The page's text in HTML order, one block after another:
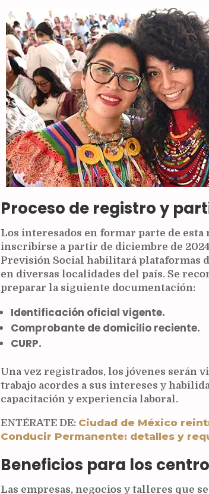
Proceso de registro y
Los interesados en formar parte de
inscribirse a partir de diciembre de
Previsión Social habilitará plataformas
en diversas localidades del país. Se
preparar la siguiente documentación:
Identificación oficial vigente.
Comprobante de domicilio reciente.
CURP.
Una vez registrados, los jóvenes serán
trabajo acordes a sus intereses y
capacitación y experiencia laboral.
ENTÉRATE DE: Ciudad de México
Conducir Permanente: detalles y
Beneficios para los
Las empresas, negocios y talleres que